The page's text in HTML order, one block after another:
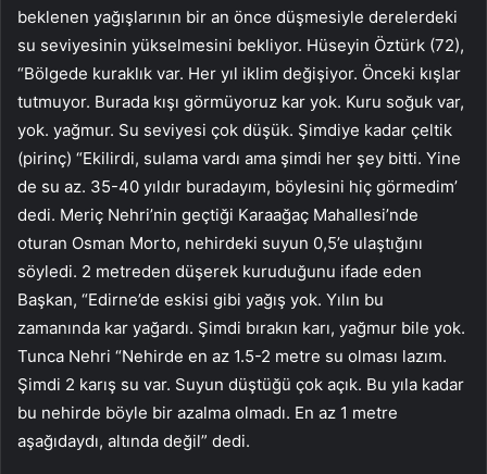
beklenen yağışlarının bir an önce düşmesiyle derelerdeki
su seviyesinin yükselmesini bekliyor. Hüseyin Öztürk (72),
“Bölgede kuraklık var. Her yıl iklim değişiyor. Önceki kışlar
tutmuyor. Burada kışı görmüyoruz kar yok. Kuru soğuk var,
yok. yağmur. Su seviyesi çok düşük. Şimdiye kadar çeltik
(pirinç) “Ekilirdi, sulama vardı ama şimdi her şey bitti. Yine
de su az. 35-40 yıldır buradayım, böylesini hiç görmedim’
dedi. Meriç Nehri’nin geçtiği Karaağaç Mahallesi’nde
oturan Osman Morto, nehirdeki suyun 0,5’e ulaştığını
söyledi. 2 metreden düşerek kuruduğunu ifade eden
Başkan, “Edirne’de eskisi gibi yağış yok. Yılın bu
zamanında kar yağardı. Şimdi bırakın karı, yağmur bile yok.
Tunca Nehri “Nehirde en az 1.5-2 metre su olması lazım.
Şimdi 2 karış su var. Suyun düştüğü çok açık. Bu yıla kadar
bu nehirde böyle bir azalma olmadı. En az 1 metre
aşağıdaydı, altında değil” dedi.